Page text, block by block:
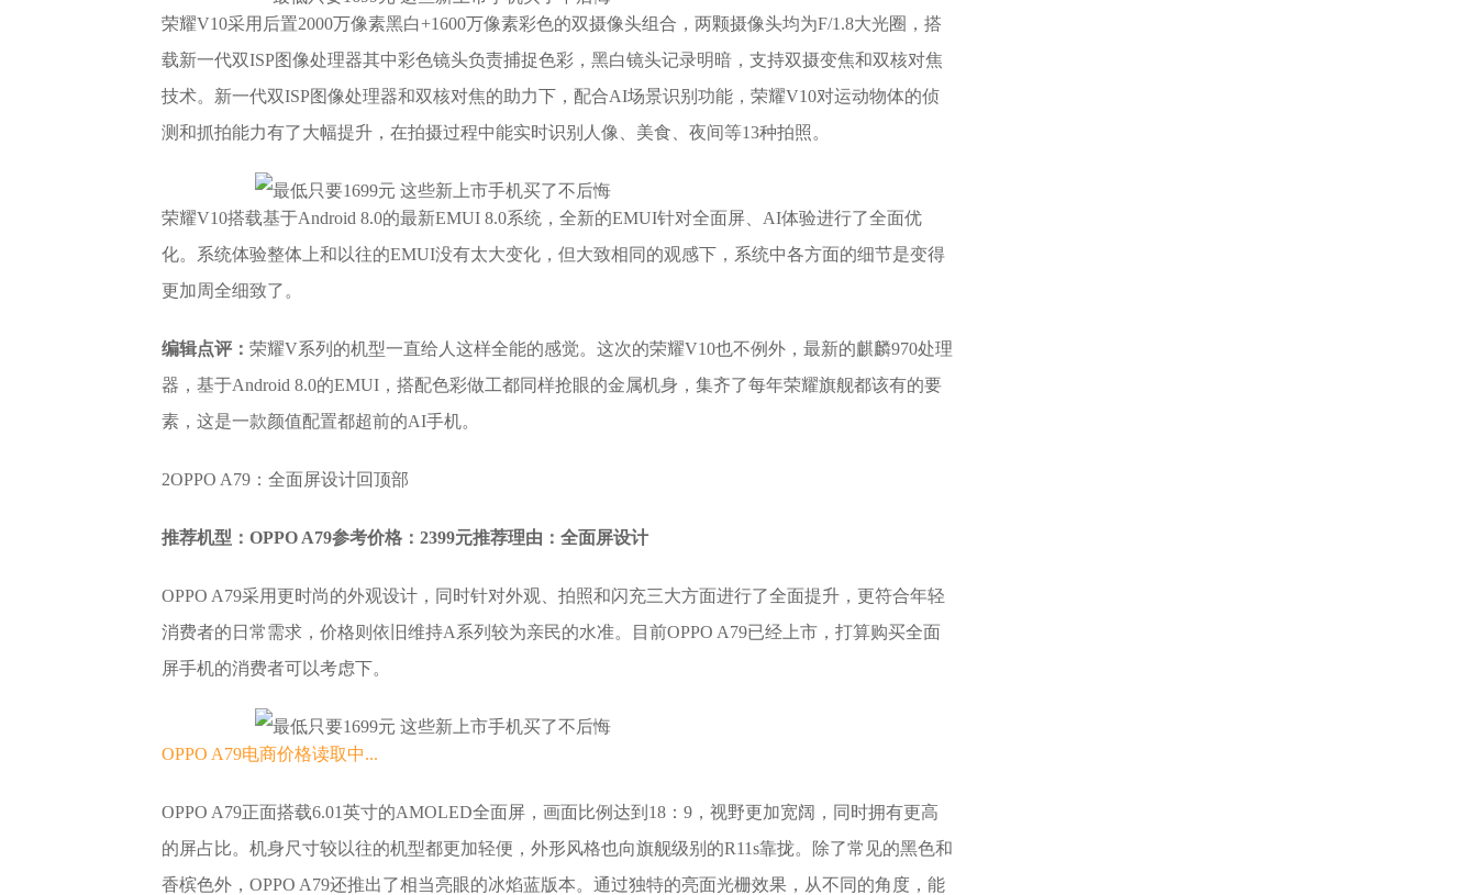
荣耀V10采用后置2000万像素黑白+1600万像素彩色的双摄像头组合，两颗摄像头均为F/1.8大光圈，搭
载新一代双ISP图像处理器其中彩色镜头负责捕捉色彩，黑白镜头记录明暗，支持双摄变焦和双核对焦
技术。新一代双ISP图像处理器和双核对焦的助力下，配合AI场景识别功能，荣耀V10对运动物体的侦
测和抓拍能力有了大幅提升，在拍摄过程中能实时识别人像、美食、夜间等13种拍照。
荣耀V10搭载基于Android 8.0的最新EMUI 8.0系统，全新的EMUI针对全面屏、AI体验进行了全面优
化。系统体验整体上和以往的EMUI没有太大变化，但大致相同的观感下，系统中各方面的细节是变得
更加周全细致了。
编辑点评： 荣耀V系列的机型一直给人这样全能的感觉。这次的荣耀V10也不例外，最新的麒麟970处理
器，基于Android 8.0的EMUI，搭配色彩做工都同样抢眼的金属机身，集齐了每年荣耀旗舰都该有的要
素，这是一款颜值配置都超前的AI手机。
2OPPO A79：全面屏设计回顶部
推荐机型：OPPO A79参考价格：2399元推荐理由：全面屏设计
OPPO A79采用更时尚的外观设计，同时针对外观、拍照和闪充三大方面进行了全面提升，更符合年轻
消费者的日常需求，价格则依旧维持A系列较为亲民的水准。目前OPPO A79已经上市，打算购买全面
屏手机的消费者可以考虑下。
OPPO A79电商价格读取中...
OPPO A79正面搭载6.01英寸的AMOLED全面屏，画面比例达到18：9，视野更加宽阔，同时拥有更高
的屏占比。机身尺寸较以往的机型都更加轻便，外形风格也向旗舰级别的R11s靠拢。除了常见的黑色和
香槟色外，OPPO A79还推出了相当亮眼的冰焰蓝版本。通过独特的亮面光栅效果，从不同的角度，能